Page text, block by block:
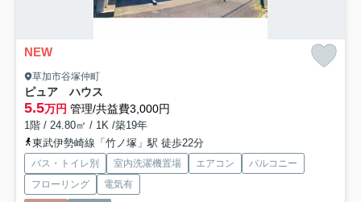
NEW
草加市谷塚仲町
ピュア ハウス
5.5万円 管理/共益費3,000円
1階 / 24.80㎡ / 1K /築19年
東武伊勢崎線「竹ノ塚」駅 徒歩22分
バス・トイレ別 室内洗濯機置場 エアコン
バルコニー
フローリング
電気有